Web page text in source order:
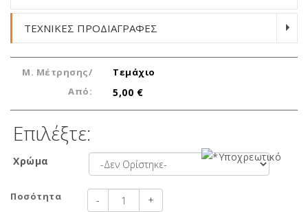
ΤΕΧΝΙΚΕΣ ΠΡΟΔΙΑΓΡΑΦΕΣ
Μ. Μέτρησης/
Τεμάχιο
Από:
5,00 €
Επιλέξτε:
Χρώμα
Ποσότητα - +